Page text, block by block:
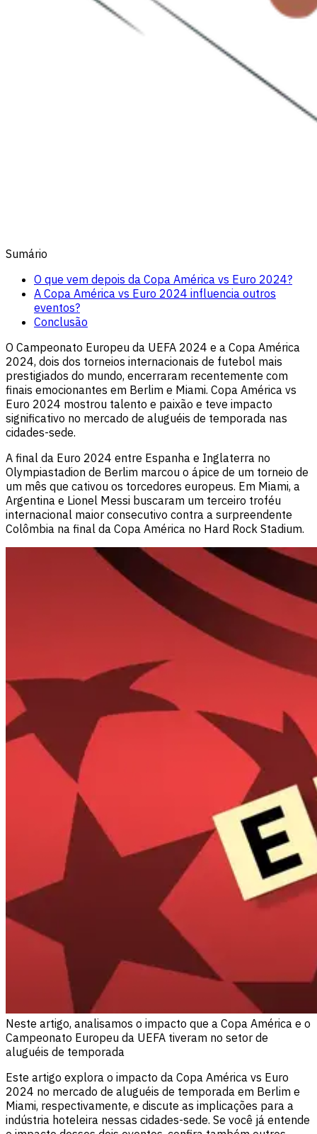
Sumário
O que vem depois da Copa América vs Euro 2024?
A Copa América vs Euro 2024 influencia outros
eventos?
Conclusão
O Campeonato Europeu da UEFA 2024 e a Copa América
2024, dois dos torneios internacionais de futebol mais
prestigiados do mundo, encerraram recentemente com
finais emocionantes em Berlim e Miami. Copa América vs
Euro 2024 mostrou talento e paixão e teve impacto
significativo no mercado de aluguéis de temporada nas
cidades-sede.
A final da Euro 2024 entre Espanha e Inglaterra no
Olympiastadion de Berlim marcou o ápice de um torneio de
um mês que cativou os torcedores europeus. Em Miami, a
Argentina e Lionel Messi buscaram um terceiro troféu
internacional maior consecutivo contra a surpreendente
Colômbia na final da Copa América no Hard Rock Stadium.
Neste artigo, analisamos o impacto que a Copa América e o
Campeonato Europeu da UEFA tiveram no setor de
aluguéis de temporada
Este artigo explora o impacto da Copa América vs Euro
2024 no mercado de aluguéis de temporada em Berlim e
Miami, respectivamente, e discute as implicações para a
indústria hoteleira nessas cidades-sede. Se você já entende